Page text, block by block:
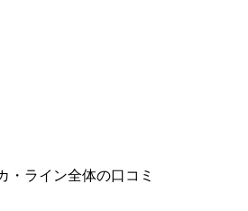
・ライン全体の口コミ